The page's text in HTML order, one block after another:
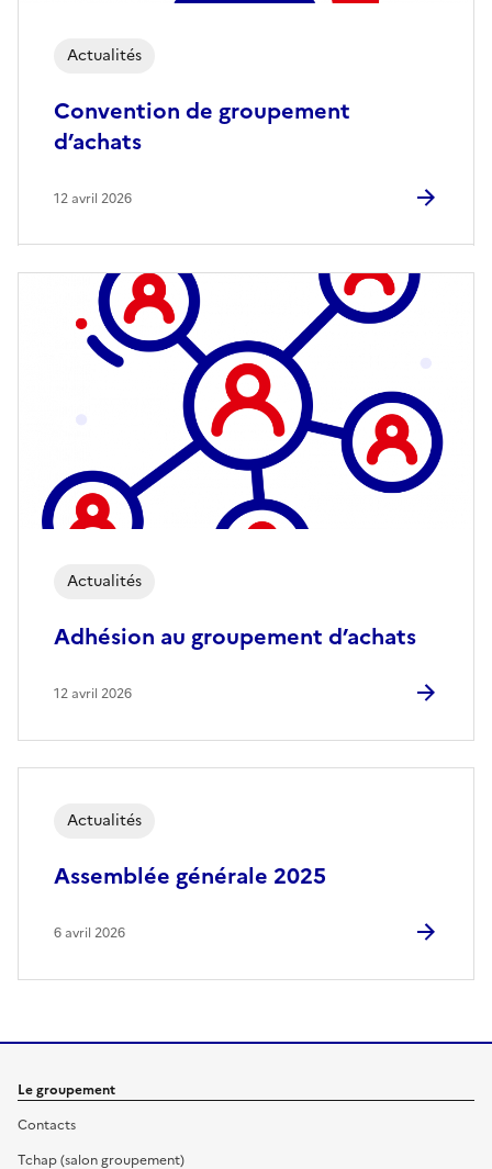
Convention de groupement
d’achats
Actualités
12 avril 2026
Adhésion au groupement d’achats
Actualités
12 avril 2026
Assemblée générale 2025
Actualités
6 avril 2026
Le groupement
Contacts
Tchap (salon groupement)